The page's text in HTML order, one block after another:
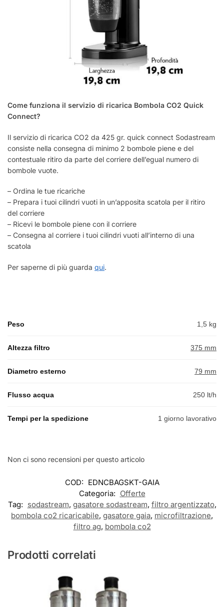
Come funziona il servizio di ricarica Bombola CO2 Quick
Connect?
Il servizio di ricarica CO2 da 425 gr. quick connect Sodastream
consiste nella consegna di minimo 2 bombole piene e del
contestuale ritiro da parte del corriere dell’egual numero di
bombole vuote.
– Ordina le tue ricariche
– Prepara i tuoi cilindri vuoti in un’apposita scatola per il ritiro
del corriere
– Ricevi le bombole piene con il corriere
– Consegna al corriere i tuoi cilindri vuoti all’interno di una
scatola
Per saperne di più guarda qui.
Peso 1,5 kg
Altezza filtro 375 mm
Diametro esterno 79 mm
Flusso acqua 250 lt/h
Tempi per la spedizione 1 giorno lavorativo
Non ci sono recensioni per questo articolo
COD: EDNCBAGSKT-GAIA
Categoria: Offerte
Tag: sodastream, gasatore sodastream, filtro argentizzato,
bombola co2 ricaricabile, gasatore gaia, microfiltrazione,
filtro ag, bombola co2
Prodotti correlati